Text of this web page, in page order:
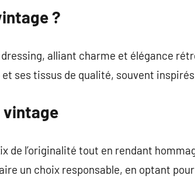
?
alliant charme et élégance
ses tissus de qualité, souvent
vintage
de l’originalité tout en rendant
un choix responsable, en optant